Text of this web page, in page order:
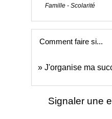
Famille - Scolarité
Comment faire si...
J'organise ma
Signaler une